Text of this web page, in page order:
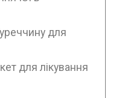
для
для лікування